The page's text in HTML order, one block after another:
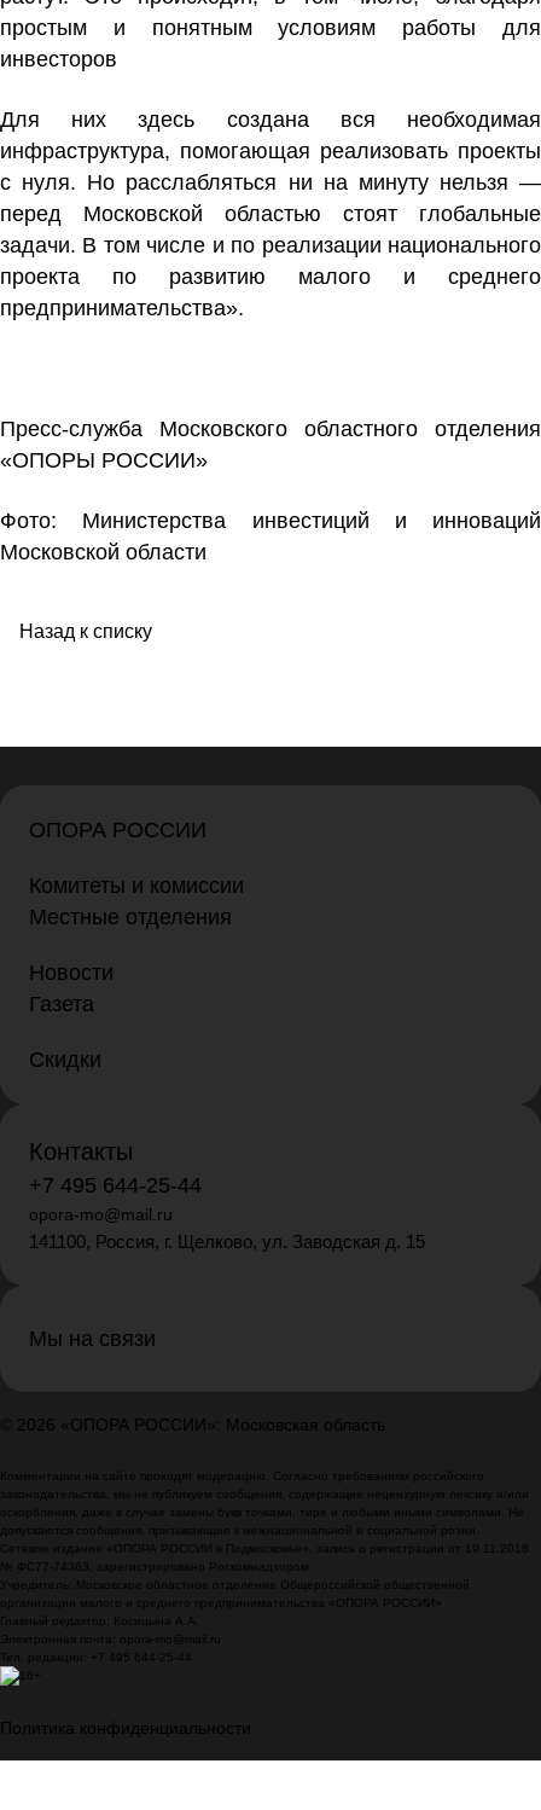
простым и понятным условиям работы для
инвесторов
Для них здесь создана вся необходимая
инфраструктура, помогающая реализовать проекты
с нуля. Но расслабляться ни на минуту нельзя —
перед Московской областью стоят глобальные
задачи. В том числе и по реализации национального
проекта по развитию малого и среднего
предпринимательства».
Пресс-служба Московского областного отделения
«ОПОРЫ РОССИИ»
Фото: Министерства инвестиций и инноваций
Московской области
Назад к списку
ОПОРА РОССИИ
Комитеты и комиссии
Местные отделения
Новости
Газета
Скидки
Контакты
+7 495 644-25-44
opora-mo@mail.ru
141100, Россия, г. Щелково, ул. Заводская д. 15
Мы на связи
© 2026 «ОПОРА РОССИИ»: Московская область
Комментарии на сайте проходят модерацию. Согласно требованиям российского
законодательства, мы не публикуем сообщения, содержащие нецензурную лексику и/или
оскорбления, даже в случае замены букв точками, тире и любыми иными символами. Не
допускаются сообщения, призывающие к межнациональной и социальной розни.
Сетевое издание «ОПОРА РОССИИ в Подмосковье», запись о регистрации от 19.11.2018
№ ФС77-74363, зарегистрировано Роскомнадзором.
Учредитель: Московское областное отделение Общероссийской общественной
организации малого и среднего предпринимательства «ОПОРА РОССИИ»
Главный редактор: Косицына А.А.
Электронная почта: opora-mo@mail.ru
Тел. редакции: +7 495 644-25-44
Политика конфиденциальности